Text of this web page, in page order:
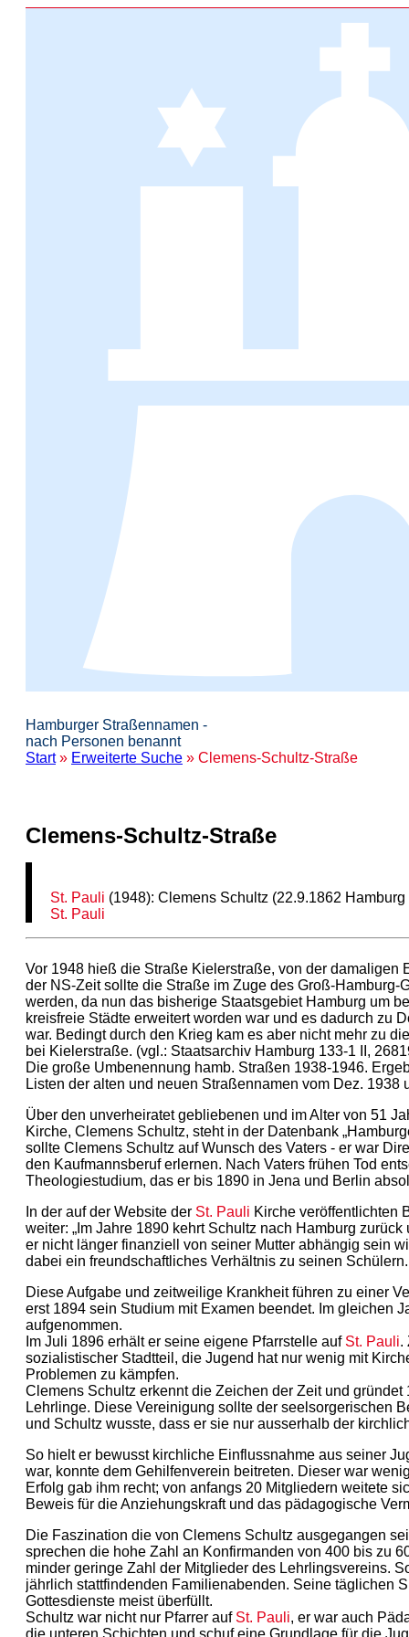
Hamburger Straßennamen -
nach Personen benannt
Start» Erweiterte Suche » Clemens-Schultz-Straße
Clemens-Schultz-Straße
St. Pauli (1948): Clemens Schultz (22.9.1862 Hamburg
St. Pauli
Vor 1948 hieß die Straße Kielerstraße, von der damaligen
der NS-Zeit sollte die Straße im Zuge des Groß-Hamburg-
werden, da nun das bisherige Staatsgebiet Hamburg um
kreisfreie Städte erweitert worden war und es dadurch zu
war. Bedingt durch den Krieg kam es aber nicht mehr zu
bei Kielerstraße. (vgl.: Staatsarchiv Hamburg 133-1 II,
Die große Umbenennung hamb. Straßen 1938-1946.
Listen der alten und neuen Straßennamen vom Dez. 1938
Über den unverheiratet gebliebenen und im Alter von 51
Kirche, Clemens Schultz, steht in der Datenbank
sollte Clemens Schultz auf Wunsch des Vaters - er war
den Kaufmannsberuf erlernen. Nach Vaters frühen Tod
Theologiestudium, das er bis 1890 in Jena und Berlin
In der auf der Website der St. Pauli Kirche veröffentlichten
weiter: „Im Jahre 1890 kehrt Schultz nach Hamburg
er nicht länger finanziell von seiner Mutter abhängig sein
dabei ein freundschaftliches Verhältnis zu seinen Schülern.
Diese Aufgabe und zeitweilige Krankheit führen zu einer
erst 1894 sein Studium mit Examen beendet. Im gleichen
aufgenommen.
Im Juli 1896 erhält er seine eigene Pfarrstelle auf St. Pauli.
sozialistischer Stadtteil, die Jugend hat nur wenig mit
Problemen zu kämpfen.
Clemens Schultz erkennt die Zeichen der Zeit und
Lehrlinge. Diese Vereinigung sollte der seelsorgerischen
und Schultz wusste, dass er sie nur ausserhalb der
So hielt er bewusst kirchliche Einflussnahme aus seiner
war, konnte dem Gehilfenverein beitreten. Dieser war
Erfolg gab ihm recht; von anfangs 20 Mitgliedern weitete
Beweis für die Anziehungskraft und das pädagogische
Die Faszination die von Clemens Schultz ausgegangen
sprechen die hohe Zahl an Konfirmanden von 400 bis zu
minder geringe Zahl der Mitglieder des Lehrlingsvereins.
jährlich stattfindenden Familienabenden. Seine täglichen
Gottesdienste meist überfüllt.
Schultz war nicht nur Pfarrer auf St. Pauli, er war auch
die unteren Schichten und schuf eine Grundlage für die